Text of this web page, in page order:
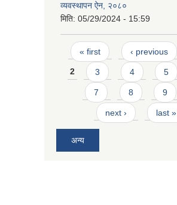
व्यवस्थापन ऐन, २०८०
मिति: 05/29/2024 - 15:59
Pages
« first ‹ previous
2 3 4 5
7 8 9
next › last »
अन्य